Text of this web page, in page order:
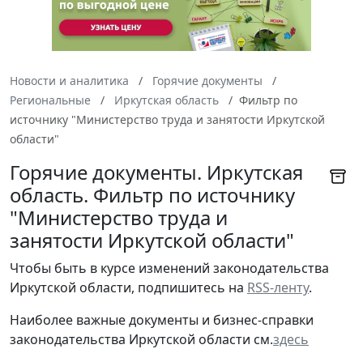
Новости и аналитика
Горячие документы
Региональные
Иркутская область
Фильтр по
источнику "Министерство труда и занятости Иркутской
области"
Горячие документы. Иркутская
область. Фильтр по источнику
"Министерство труда и
занятости Иркутской области"
Чтобы быть в курсе изменений законодательства
Иркутской области, подпишитесь на RSS-ленту.
Наиболее важные документы и бизнес-справки
законодательства Иркутской области см.здесь